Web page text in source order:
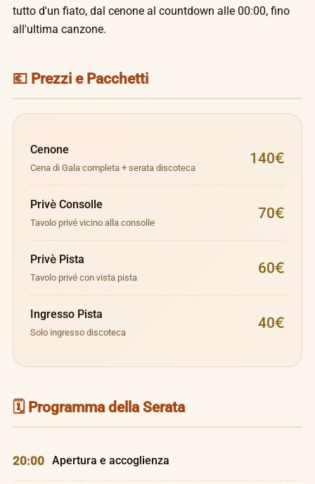
tutto d'un fiato, dal cenone al countdown alle 00:00, fino
all'ultima canzone.
💶 Prezzi e Pacchetti
Cenone
Cena di Gala completa + serata discoteca
140€
Privè Consolle
Tavolo privé vicino alla consolle
70€
Privè Pista
Tavolo privé con vista pista
60€
Ingresso Pista
Solo ingresso discoteca
40€
🗓️ Programma della Serata
20:00 Apertura e accoglienza